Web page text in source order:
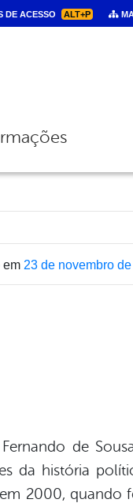
DE ACESSO ALT+P
em 23 de novembro
Fernando de
da história
2000, quando